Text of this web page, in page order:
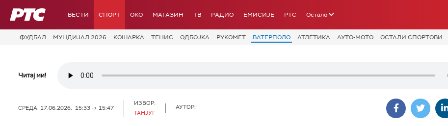
РТС ВЕСТИ СПОРТ OKO МАГАЗИН ТВ РАДИО ЕМИСИЈЕ РТС Остало
ФУДБАЛ МУНДИЈАЛ 2026 КОШАРКА ТЕНИС ОДБОЈКА РУКОМЕТ ВАТЕРПОЛО АТЛЕТИКА АУТО-МОТО ОСТАЛИ СПОРТОВИ
Читај ми!
СРЕДА, 17.06.2026, 15:33 -> 15:47
ИЗВОР:
ТАНЈУГ
АУТОР: